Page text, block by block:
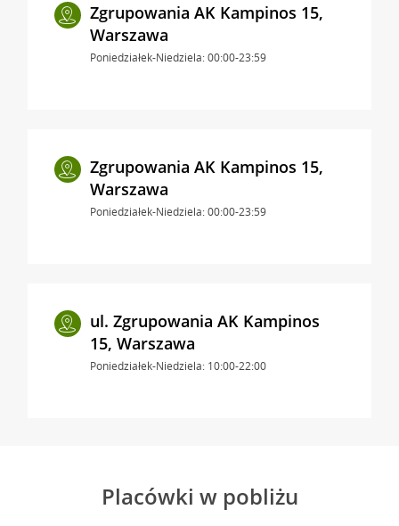
Zgrupowania AK Kampinos 15,
Warszawa
Poniedziałek-Niedziela: 00:00-23:59
Zgrupowania AK Kampinos 15,
Warszawa
Poniedziałek-Niedziela: 00:00-23:59
ul. Zgrupowania AK Kampinos
15, Warszawa
Poniedziałek-Niedziela: 10:00-22:00
Placówki w pobliżu